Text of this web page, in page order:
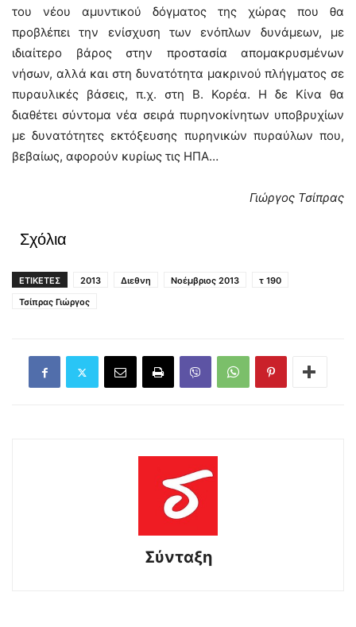
του νέου αμυντικού δόγματος της χώρας που θα
προβλέπει την ενίσχυση των ενόπλων δυνάμεων, με
ιδιαίτερο βάρος στην προστασία απομακρυσμένων
νήσων, αλλά και στη δυνατότητα μακρινού πλήγματος σε
πυραυλικές βάσεις, π.χ. στη Β. Κορέα. Η δε Κίνα θα
διαθέτει σύντομα νέα σειρά πυρηνοκίνητων υποβρυχίων
με δυνατότητες εκτόξευσης πυρηνικών πυραύλων που,
βεβαίως, αφορούν κυρίως τις ΗΠΑ…
Γιώργος Τσίπρας
Σχόλια
ΕΤΙΚΕΤΕΣ 2013 Διεθνη Νοέμβριος 2013
τ 190
Τσίπρας Γιώργος
Σύνταξη